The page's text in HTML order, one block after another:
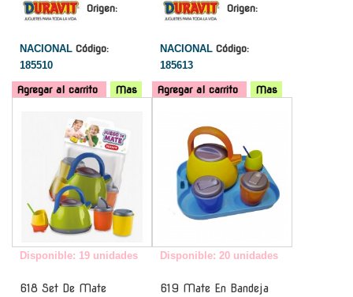
Origen:
NACIONAL Código:
185510
Agregar al carrito Mas
Origen:
NACIONAL Código:
185613
Agregar al carrito
Mas
Disponible: 19 unidades
618 Set De Mate
Disponible: 20 unidades
619 Mate En Bandeja